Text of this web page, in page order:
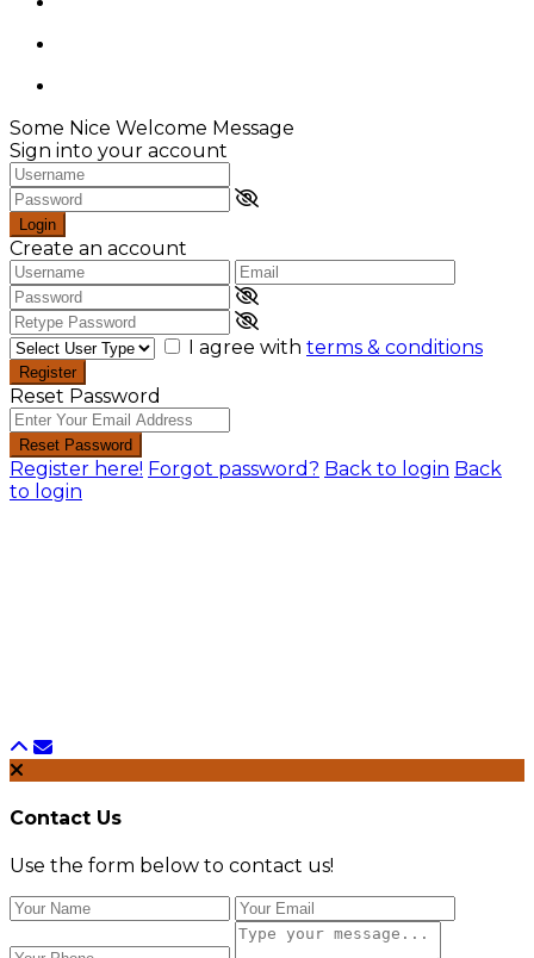
Some Nice Welcome Message
Sign into your account
Login
Create an account
I agree with terms & conditions
Register
Reset Password
Reset Password
Register here! Forgot password? Back to login Back
to login
Contact Us
Use the form below to contact us!